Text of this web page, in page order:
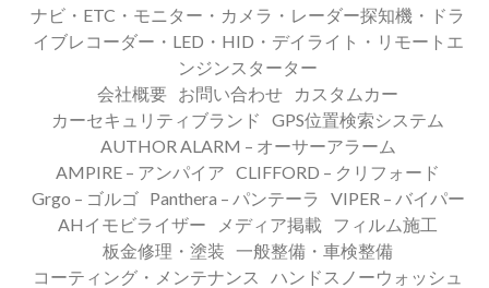
ナビ・ETC・モニター・カメラ・レーダー探知機・ドラ
イブレコーダー・LED・HID・デイライト・リモートエ
ンジンスターター
会社概要
お問い合わせ
カスタムカー
カーセキュリティブランド
GPS位置検索システム
AUTHOR ALARM – オーサーアラーム
AMPIRE – アンパイア CLIFFORD – クリフォード
Grgo – ゴルゴ
Panthera – パンテーラ
VIPER – バイパー
AHイモビライザー
メディア掲載
フィルム施工
板金修理・塗装 一般整備・車検整備
コーティング・メンテナンス
ハンドスノーウォッシュ